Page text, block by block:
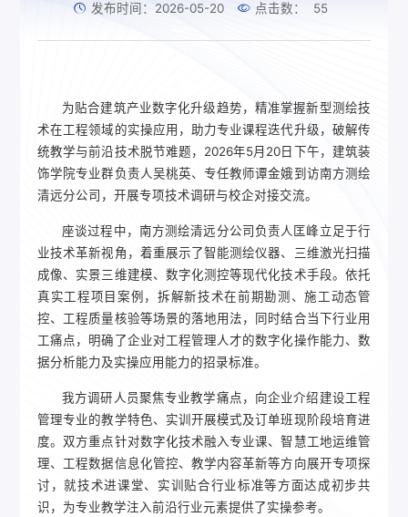
发布时间：2026-05-20 点击数： 55
为贴合建筑产业数字化升级趋势，精准掌握新型测绘技
术在工程领域的实操应用，助力专业课程迭代升级，破解传
统教学与前沿技术脱节难题，2026年5月20日下午，建筑装
饰学院专业群负责人吴桃英、专任教师谭金娥到访南方测绘
清远分公司，开展专项技术调研与校企对接交流。
座谈过程中，南方测绘清远分公司负责人匡峰立足于行
业技术革新视角，着重展示了智能测绘仪器、三维激光扫描
成像、实景三维建模、数字化测控等现代化技术手段。依托
真实工程项目案例，拆解新技术在前期勘测、施工动态管
控、工程质量核验等场景的落地用法，同时结合当下行业用
工痛点，明确了企业对工程管理人才的数字化操作能力、数
据分析能力及实操应用能力的招录标准。
我方调研人员聚焦专业教学痛点，向企业介绍建设工程
管理专业的教学特色、实训开展模式及订单班现阶段培育进
度。双方重点针对数字化技术融入专业课、智慧工地运维管
理、工程数据信息化管控、教学内容革新等方向展开专项探
讨，就技术进课堂、实训贴合行业标准等方面达成初步共
识，为专业教学注入前沿行业元素提供了实操参考。